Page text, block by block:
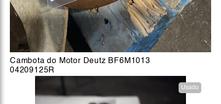
Cambota do Motor Deutz BF6M1013
04209125R
Usado